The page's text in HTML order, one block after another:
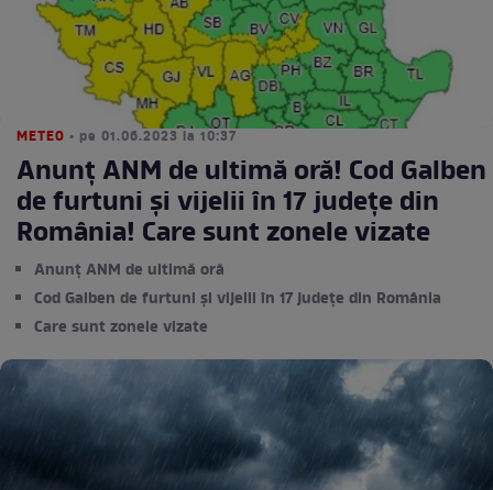
METEO • pe 01.06.2023 la 10:37
Anunț ANM de ultimă oră! Cod Galben
de furtuni și vijelii în 17 județe din
România! Care sunt zonele vizate
Anunț ANM de ultimă oră
Cod Galben de furtuni și vijelii în 17 județe din România
Care sunt zonele vizate